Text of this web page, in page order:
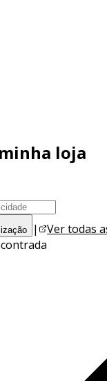
loja
|
Ver todas